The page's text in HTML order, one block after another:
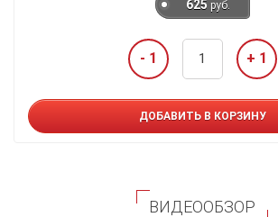
625 руб.
- 1 + 1
ДОБАВИТЬ В КОРЗИНУ
ВИДЕООБЗОР